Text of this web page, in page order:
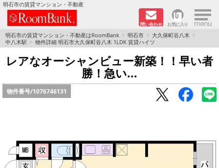
明石市の賃貸マンション・不動産
問い合わせ お気に入り ×
TOPページ
分譲マンションシリーズ
リノベーション物件
路線·駅から探す
明石市の賃貸マンション・不動産はRoomBank 明石市
大久保町谷八木
中八木駅
物件詳細 明石市大久保町谷八木 1LDK 賃貸ハイツ
レアなオーシャンビュー新築！！早い者
勝！急い...
物件番号/1076746131